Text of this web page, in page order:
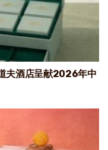
夫酒店呈献2026年中